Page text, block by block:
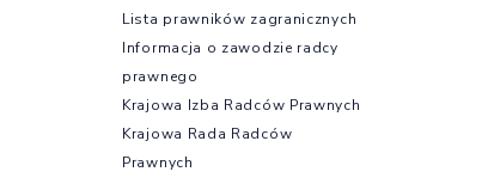
Lista prawników zagranicznych
Informacja o zawodzie radcy
prawnego
Krajowa Izba Radców Prawnych
Krajowa Rada Radców
Prawnych